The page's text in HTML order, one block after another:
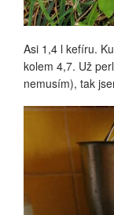
Asi 1,4 l kefíru.
kolem 4,7. Už
nemusím), tak